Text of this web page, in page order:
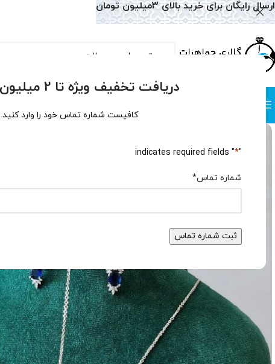
دریافت تخفیف ویژه تا 2 میلیون تومان!
کافیست شماره تماس خود را وارد کنید.
"
*
" indicates required fields
شماره تماس*
ارسال رایگان برای خرید بالای 3میلیون تومان